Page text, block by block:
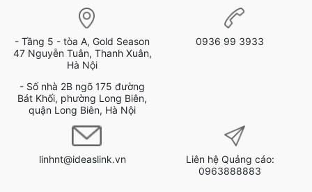
- Tầng 5 - tòa A, Gold Season
47 Nguyễn Tuân, Thanh Xuân,
Hà Nội
- Số nhà 2B ngõ 175 đường
Bát Khối, phường Long Biên,
quận Long Biên, Hà Nội
0936 99 3933
linhnt@ideaslink.vn
Liên hệ Quảng cáo:
0963888883